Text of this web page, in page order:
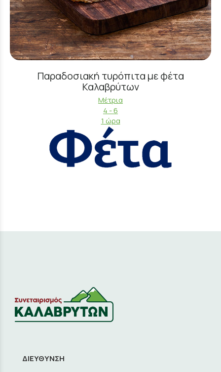
Παραδοσιακή τυρόπιτα με φέτα
Καλαβρύτων
Μέτρια
4 - 6
1 ώρα
ΔΙΕΥΘΥΝΣΗ